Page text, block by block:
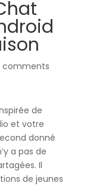
comments
de
et votre
donné
a pas de
Il
de jeunes